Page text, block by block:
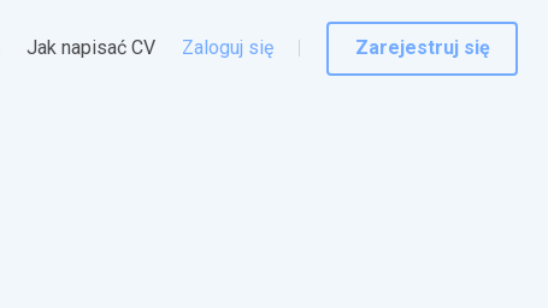
Jak napisać CV Zaloguj się Zarejestruj się